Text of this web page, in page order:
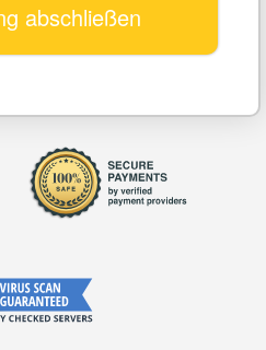
abschließen